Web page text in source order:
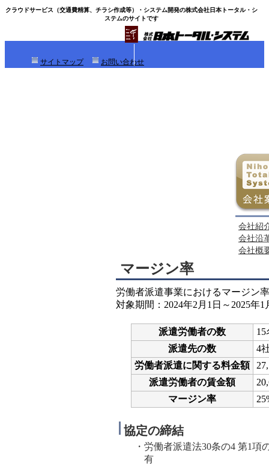
クラウドサービス（交通費精算、チラシ作成等）・システム開発の株式会社日本トータル・シ
ステムのサイトです
お問い合わせ
サイトマップ
会社紹
会社沿
会社概
マージン率
労働者派遣事業におけるマージン
対象期間：2024年2月1日～2025年1
派遣労働者の数
15
派遣先の数
4
労働者派遣に関する料金額
派遣労働者の賃金額
マージン率
協定の締結
・労働者派遣法30条の4 第1項
有